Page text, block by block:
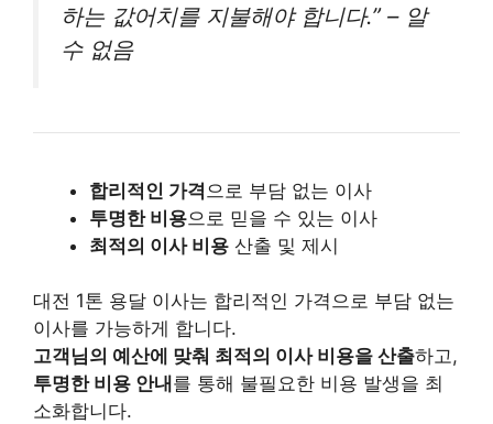
하는 값어치를 지불해야 합니다.” – 알
수 없음
합리적인 가격 으로 부담 없는 이사
투명한 비용으로 믿을 수 있는 이사
최적의 이사 비용 산출 및 제시
대전 1톤 용달 이사는 합리적인 가격으로 부담 없는
이사를 가능하게 합니다.
고객님의 예산에 맞춰 최적의 이사 비용을 산출하고,
투명한 비용 안내 를 통해 불필요한 비용 발생을 최
소화합니다.